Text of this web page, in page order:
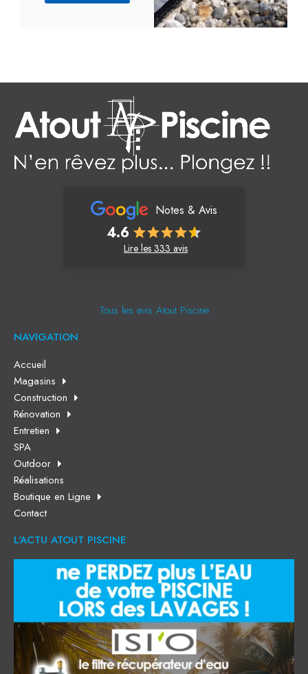
Notes & Avis
4.6
Lire les 333 avis
Tous les avis Atout Piscine
NAVIGATION
Accueil
Magasins
Construction
Rénovation
Entretien
SPA
Outdoor
Réalisations
Boutique en Ligne
Contact
L'ACTU ATOUT PISCINE